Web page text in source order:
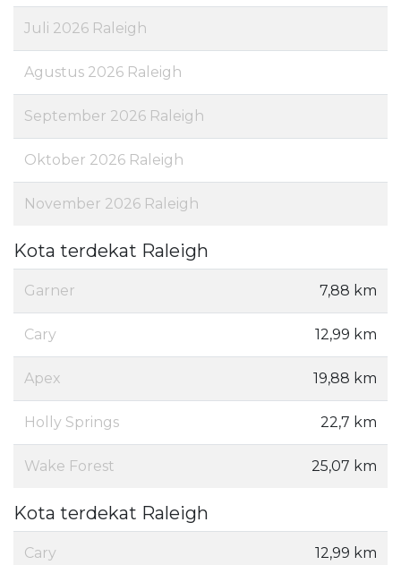
Juli 2026 Raleigh
Agustus 2026 Raleigh
September 2026 Raleigh
Oktober 2026 Raleigh
November 2026 Raleigh
Kota terdekat Raleigh
Garner 7,88 km
Cary 12,99 km
Apex 19,88 km
Holly Springs 22,7 km
Wake Forest 25,07 km
Kota terdekat Raleigh
Cary 12,99 km